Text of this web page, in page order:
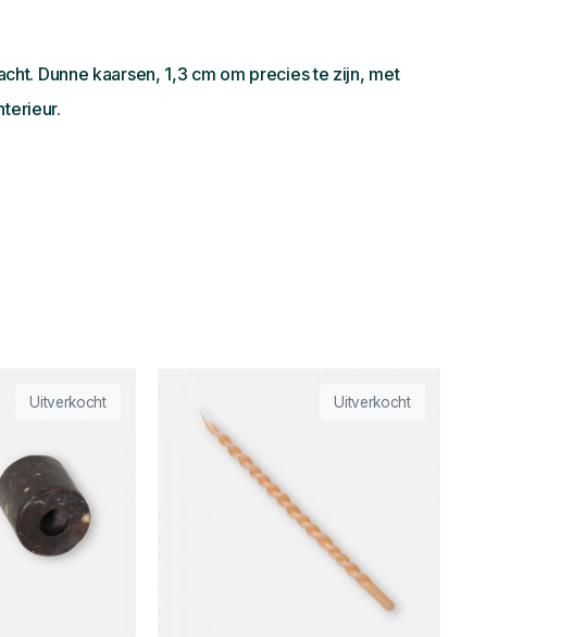
Dunne kaarsen, 1,3 cm om precies te zijn, met
Uitverkocht Uitverkocht